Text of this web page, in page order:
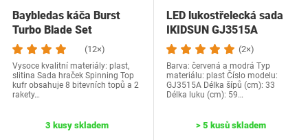
Baybledas káča Burst
Turbo Blade Set
(12×)
Vysoce kvalitní materiály: plast,
slitina Sada hraček Spinning Top
kufr obsahuje 8 bitevních topů a 2
rakety…
3 kusy skladem
LED lukostřelecká sada
IKIDSUN GJ3515A
(2×)
Barva: červená a modrá Typ
materiálu: plast Číslo modelu:
‎GJ3515A Délka šípů (cm): 33
Délka luku (cm): 59…
> 5 kusů skladem